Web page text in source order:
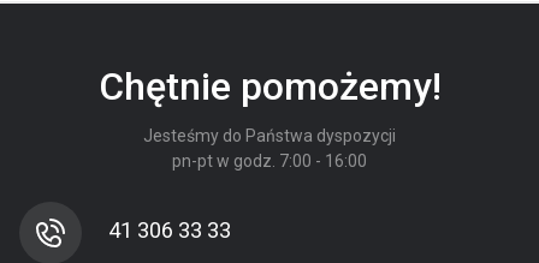
Chętnie pomożemy!
Jesteśmy do Państwa dyspozycji
pn-pt w godz. 7:00 - 16:00
41 306 33 33